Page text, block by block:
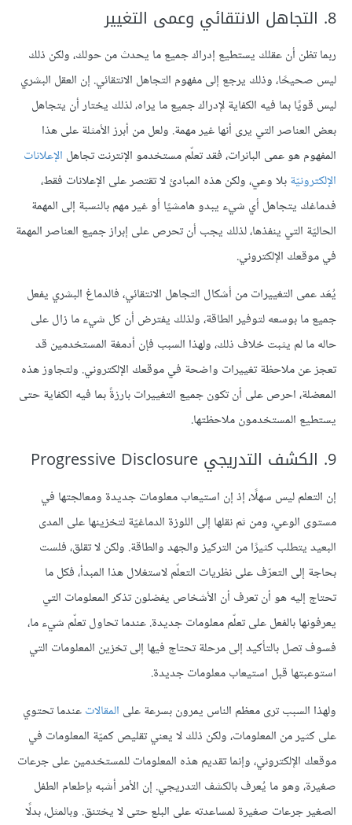
8. التجاهل الانتقائي وعمى التغيير
ربما تظن أن عقلك يستطيع إدراك جميع ما يحدث من حولك، ولكن ذلك
ليس صحيحًا، وذلك يرجع إلى مفهوم التجاهل الانتقائي. إن العقل البشري
ليس قويًا بما فيه الكفاية لإدراك جميع ما يراه، لذلك يختار أن يتجاهل
بعض العناصر التي يرى أنها غير مهمة. ولعل من أبرز الأمثلة على هذا
المفهوم هو عمى البانرات، فقد تعلّم مستخدمو الإنترنت تجاهل الإعلانات
الإلكترونيّةبلا وعي، ولكن هذه المبادئ لا تقتصر على الإعلانات فقط،
فدماغك يتجاهل أي شيء يبدو هامشيًا أو غير مهم بالنسبة إلى المهمة
الحاليّة التي ينفذها، لذلك يجب أن تحرص على إبراز جميع العناصر المهمة
في موقعك الإلكتروني.
يُعَد عمى التغييرات من أشكال التجاهل الانتقائي، فالدماغ البشري يفعل
جميع ما بوسعه لتوفير الطاقة، ولذلك يفترض أن كل شيء ما زال على
حاله ما لم يثبت خلاف ذلك، ولهذا السبب فإن أدمغة المستخدمين قد
تعجز عن ملاحظة تغييرات واضحة في موقعك الإلكتروني. ولتجاوز هذه
المعضلة، احرص على أن تكون جميع التغييرات بارزةً بما فيه الكفاية حتى
يستطيع المستخدمون ملاحظتها.
9. الكشف التدريجي Progressive Disclosure
إن التعلم ليس سهلًا، إذ إن استيعاب معلومات جديدة ومعالجتها في
مستوى الوعي، ومن ثم نقلها إلى اللوزة الدماغيّة لتخزينها على المدى
البعيد يتطلب كثيرًا من التركيز والجهد والطاقة. ولكن لا تقلق، فلست
بحاجة إلى التعرّف على نظريات التعلّم لاستغلال هذا المبدأ، فكل ما
تحتاج إليه هو أن تعرف أن الأشخاص يفضلون تذكر المعلومات التي
يعرفونها بالفعل على تعلّم معلومات جديدة. عندما تحاول تعلّم شيء ما،
فسوف تصل بالتأكيد إلى مرحلة تحتاج فيها إلى تخزين المعلومات التي
استوعبتها قبل استيعاب معلومات جديدة.
ولهذا السبب ترى معظم الناس يمرون بسرعة على المقالاتعندما تحتوي
على كثير من المعلومات، ولكن ذلك لا يعني تقليص كميّة المعلومات في
موقعك الإلكتروني، وإنما تقديم هذه المعلومات للمستخدمين على جرعات
صغيرة، وهو ما يُعرف بالكشف التدريجي. إن الأمر أشبه بإطعام الطفل
الصغير جرعات صغيرة لمساعدته على البلع حتى لا يختنق. وبالمثل، بدلًا